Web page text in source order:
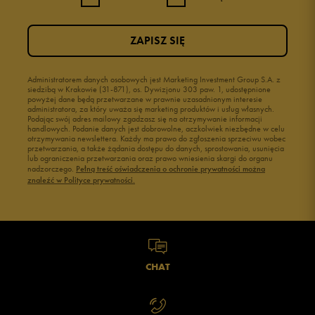
Administratorem danych osobowych jest Marketing Investment Group S.A. z
siedzibą w Krakowie (31-871), os. Dywizjonu 303 paw. 1, udostępnione
powyżej dane będą przetwarzane w prawnie uzasadnionym interesie
administratora, za który uważa się marketing produktów i usług własnych.
Podając swój adres mailowy zgadzasz się na otrzymywanie informacji
handlowych. Podanie danych jest dobrowolne, aczkolwiek niezbędne w celu
otrzymywania newslettera. Każdy ma prawo do zgłoszenia sprzeciwu wobec
przetwarzania, a także żądania dostępu do danych, sprostowania, usunięcia
lub ograniczenia przetwarzania oraz prawo wniesienia skargi do organu
nadzorczego. Pełną treść oświadczenia o ochronie prywatności można
znaleźć w Polityce prywatności.
ZAPISZ SIĘ
CHAT